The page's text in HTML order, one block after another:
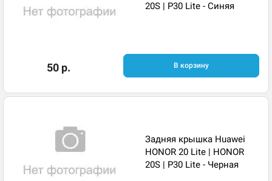
20S | P30 Lite - Синяя
50 р. В корзину
Задняя крышка Huawei
HONOR 20 Lite | HONOR
20S | P30 Lite - Черная